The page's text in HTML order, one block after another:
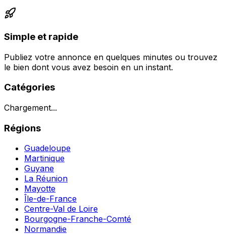
Simple et rapide
Publiez votre annonce en quelques minutes ou trouvez
le bien dont vous avez besoin en un instant.
Catégories
Chargement...
Régions
Guadeloupe
Martinique
Guyane
La Réunion
Mayotte
Île-de-France
Centre-Val de Loire
Bourgogne-Franche-Comté
Normandie